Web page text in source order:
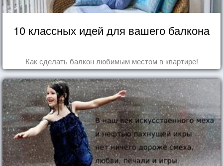
10 классных идей для вашего балкона
Как сделать балкон любимым местом в квартире!